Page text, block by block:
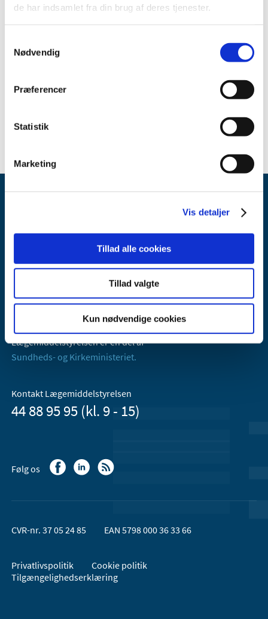
de har indsamlet fra din brug af deres tjenester.
Nødvendig
Præferencer
Statistik
Marketing
Vis detaljer
Tillad alle cookies
Tillad valgte
Kun nødvendige cookies
Medicinsk udstyr
Sikkerhedsmeddelelse om MEDRAD IntegoTM PET Source
Administration Sets
Lægemiddelstyrelsen
2300 København S
dkma@dkma.dk
Lægemiddelstyrelsen er en del af
Sundheds- og Kirkeministeriet.
Kontakt Lægemiddelstyrelsen
44 88 95 95 (kl. 9 - 15)
Følg os
CVR-nr. 37 05 24 85 EAN 5798 000 36 33 66
Privatlivspolitik
Cookie politik
Tilgængelighedserklæring